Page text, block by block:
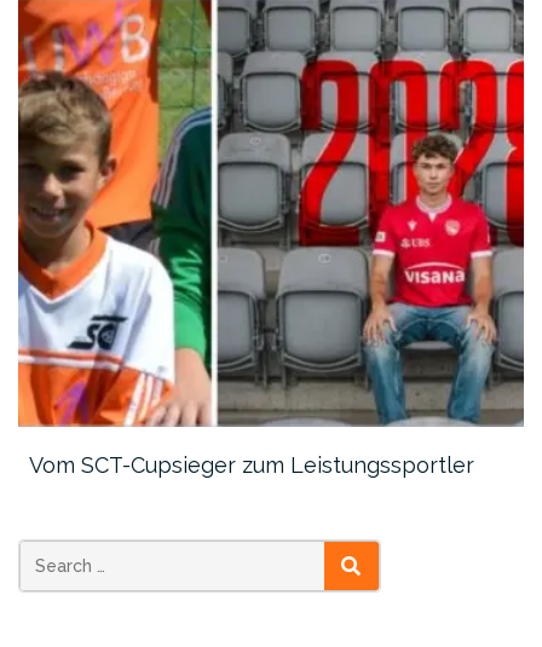
Vom SCT-Cupsieger zum Leistungssportler
SEARCH